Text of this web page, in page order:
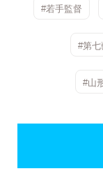
#若手監督
#第
#山